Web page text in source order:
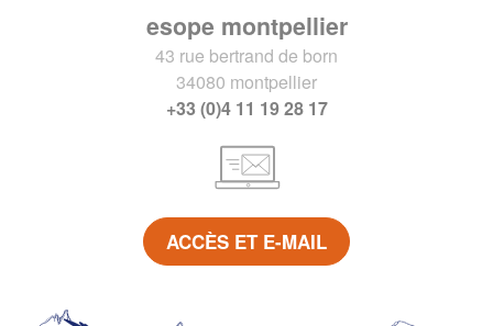
esope montpellier
43 rue bertrand de born
34080 montpellier
+33 (0)4 11 19 28 17
ACCÈS ET E-MAIL